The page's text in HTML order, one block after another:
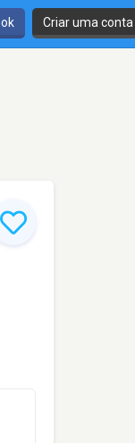
Criar uma conta